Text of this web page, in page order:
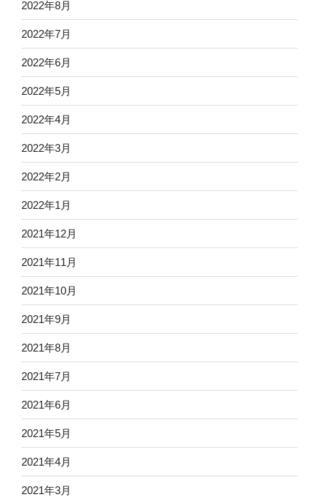
2022年8月
2022年7月
2022年6月
2022年5月
2022年4月
2022年3月
2022年2月
2022年1月
2021年12月
2021年11月
2021年10月
2021年9月
2021年8月
2021年7月
2021年6月
2021年5月
2021年4月
2021年3月